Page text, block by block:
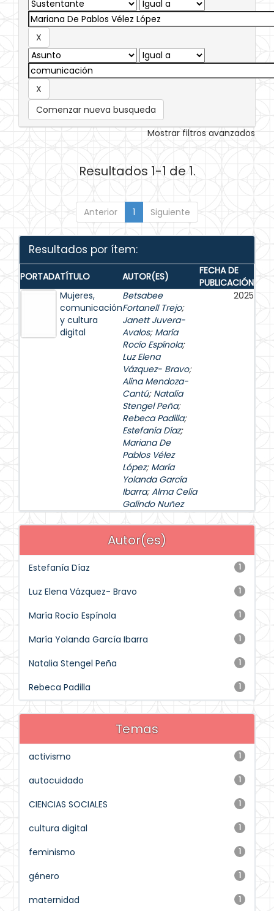
Comenzar nueva busqueda
Mostrar filtros avanzados
Resultados 1-1 de 1.
Anterior 1 Siguiente
Resultados por ítem:
PORTADATÍTULO AUTOR(ES)
FECHA DE
PUBLICACIÓN
Mujeres,
comunicación
y cultura
digital
Betsabee
Fortanell Trejo;
Janett Juvera-
Avalos; María
Rocío Espínola;
Luz Elena
Vázquez- Bravo;
Alina Mendoza-
Cantú; Natalia
Stengel Peña;
Rebeca Padilla;
Estefanía Díaz;
Mariana De
Pablos Vélez
López; María
Yolanda García
Ibarra;Alma Celia
Galindo Nuñez
2025
Autor(es)
1
Estefanía Díaz
1
Luz Elena Vázquez- Bravo
1
María Rocío Espínola
1
María Yolanda García Ibarra
1
Natalia Stengel Peña
1
Rebeca Padilla
Temas
1
activismo
1
autocuidado
1
CIENCIAS SOCIALES
1
cultura digital
1
feminismo
1
género
1
maternidad